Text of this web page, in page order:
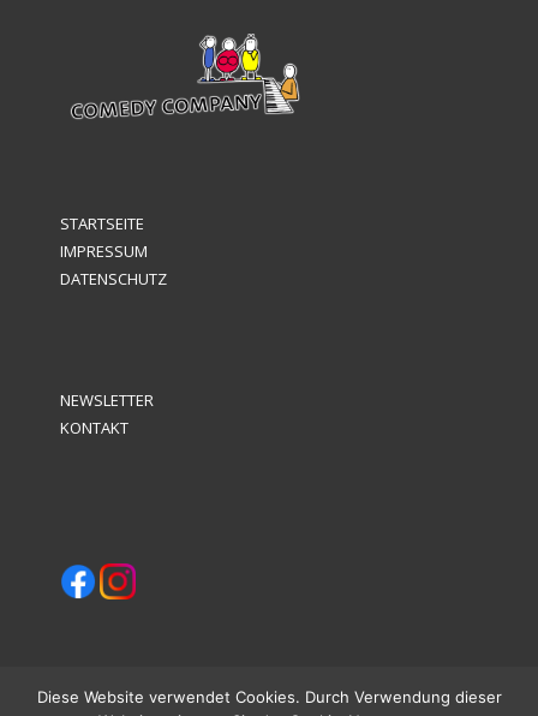
STARTSEITE
IMPRESSUM
DATENSCHUTZ
NEWSLETTER
KONTAKT
Diese Website verwendet Cookies. Durch Verwendung dieser